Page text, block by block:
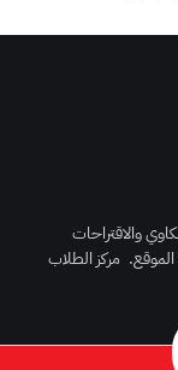
والاقتراحات
. مركز الطلاب